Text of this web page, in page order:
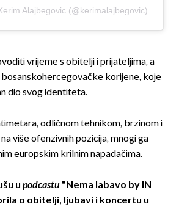
Alajbegovic (@kerimalajbegovic)
vrijeme s obitelji i prijateljima, a
korijene, koje
dio svog identiteta.
odličnom tehnikom, brzinom i
više ofenzivnih pozicija, mnogi ga
europskim krilnim napadačima.
u podcastu "Nema labavo by IN
o obitelji, ljubavi i koncertu u